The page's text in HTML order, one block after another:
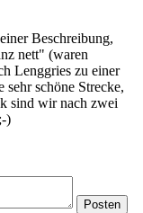
Beschreibung,
nett" (waren
Lenggries zu einer
schöne Strecke,
sind wir nach zwei
)